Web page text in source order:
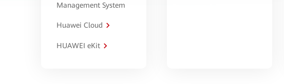
Management System
Huawei Cloud
HUAWEI eKit